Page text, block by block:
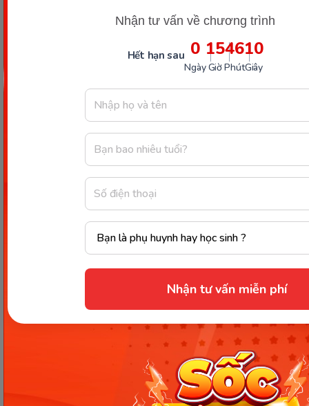
Nhận tư vấn về chương trình
Hết hạn sau 0
Ngày
15
Giờ
46
Phút
09
Giây
Nhận tư vấn miễn phí
Memrise: App học từ vựng tiếng Anh trên iPhone. (Ảnh:
Sưu tầm Internet)
Memrise cho phép người dùng có thể truy cập vào
đề và trình độ. Ngoài ra, ứng dụng còn cho phép
người dùng tạo ra danhsách từ vựng riêng của
và tùy chỉnh phương pháp học phù hợp với
Tuy nhiên, nhược điểm của ứng dụng Memrise là
một phần nội dung học tiếng Anh có thể không
được cập nhật đầy đủ và đa dạng như một số ứng
dụng khác trên thị trường. Đồng thời, để truy cập
đầy đủ các tính năng và bài học, người dùng có thể